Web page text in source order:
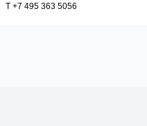
T +7 495 363 5056